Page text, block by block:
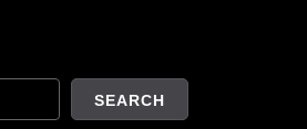
SEARCH